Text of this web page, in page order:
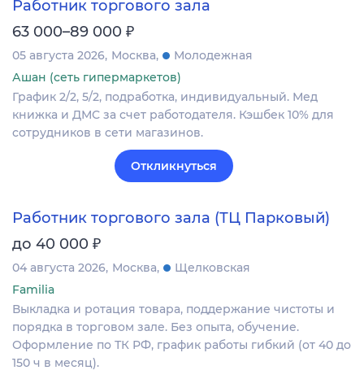
Работник торгового зала
63 000–89 000 ₽
05 августа 2026 Москва
Молодежная
Ашан (сеть гипермаркетов)
График 2/2, 5/2, подработка, индивидуальный. Мед
книжка и ДМС за счет работодателя. Кэшбек 10% для
сотрудников в сети магазинов.
Откликнуться
Работник торгового зала (ТЦ Парковый)
до 40 000 ₽
04 августа 2026 Москва
Щелковская
Familia
Выкладка и ротация товара, поддержание чистоты и
порядка в торговом зале. Без опыта, обучение.
Оформление по ТК РФ, график работы гибкий (от 40 до
150 ч в месяц).